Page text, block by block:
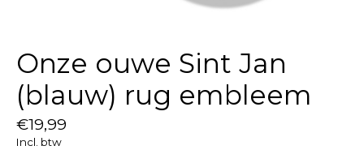
Onze ouwe Sint Jan
(blauw) rug embleem
€19,99
Incl. btw